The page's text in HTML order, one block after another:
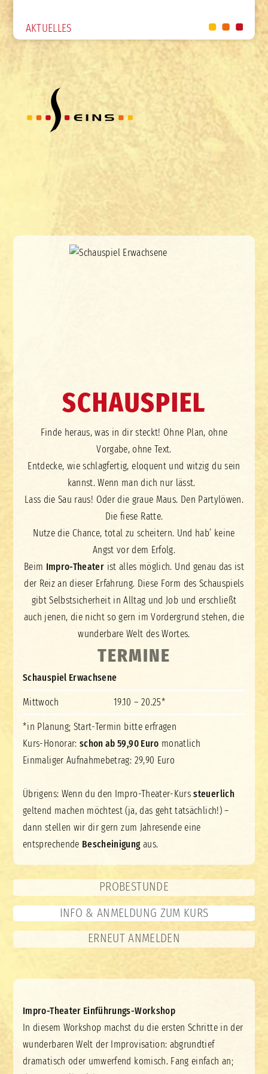
AKTUELLES
SCHAUSPIEL
Finde heraus, was in dir steckt! Ohne Plan, ohne
Vorgabe, ohne Text.
Entdecke, wie schlagfertig, eloquent und witzig du sein
kannst. Wenn man dich nur lässt.
Lass die Sau raus! Oder die graue Maus. Den Partylöwen.
Die fiese Ratte.
Nutze die Chance, total zu scheitern. Und hab’ keine
Angst vor dem Erfolg.
Beim
Impro-Theater ist alles möglich. Und genau das ist
der Reiz an dieser Erfahrung. Diese Form des Schauspiels
gibt Selbstsicherheit in Alltag und Job und erschließt
auch jenen, die nicht so gern im Vordergrund stehen, die
wunderbare Welt des Wortes.
TERMINE
Schauspiel Erwachsene
Mittwoch 19.10 – 20.25*
*in Planung; Start-Termin bitte erfragen
Kurs-Honorar: schon ab 59,90 Euro monatlich
Einmaliger Aufnahmebetrag: 29,90 Euro
Übrigens: Wenn du den Impro-Theater-Kurssteuerlich
geltend machen möchtest (ja, das geht tatsächlich!) –
dann stellen wir dir gern zum Jahresende eine
entsprechende Bescheinigungaus.
PROBESTUNDE
INFO & ANMELDUNG ZUM KURS
ERNEUT ANMELDEN
Impro-Theater Einführungs-Workshop
In diesem Workshop machst du die ersten Schritte in der
wunderbaren Welt der Improvisation: abgrundtief
dramatisch oder umwerfend komisch. Fang einfach an;